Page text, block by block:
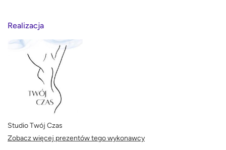
Realizacja
Studio Twój Czas
Zobacz więcej prezentów tego wykonawcy